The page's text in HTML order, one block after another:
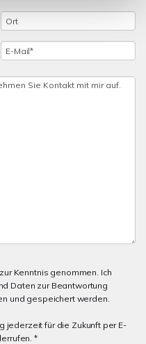
zur Kenntnis genommen. Ich
Daten zur Beantwortung
und gespeichert werden.
jederzeit für die Zukunft per E-
*